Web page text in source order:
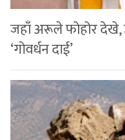
जहाँ अरूले फोहोर देखे,
‘गोवर्धन दाई’